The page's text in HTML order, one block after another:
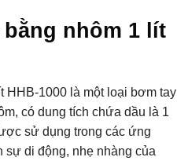
nhôm 1 lít
HHB-1000 là một loại bơm tay
có dung tích chứa dầu là 1
sử dụng trong các ứng
sự di động, nhẹ nhàng của